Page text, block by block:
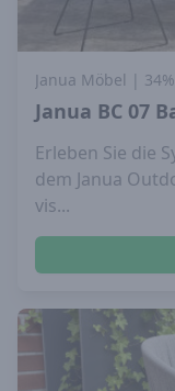
Janua Möbel |
Janua BC 07
Erleben Sie die
dem Janua
vis...